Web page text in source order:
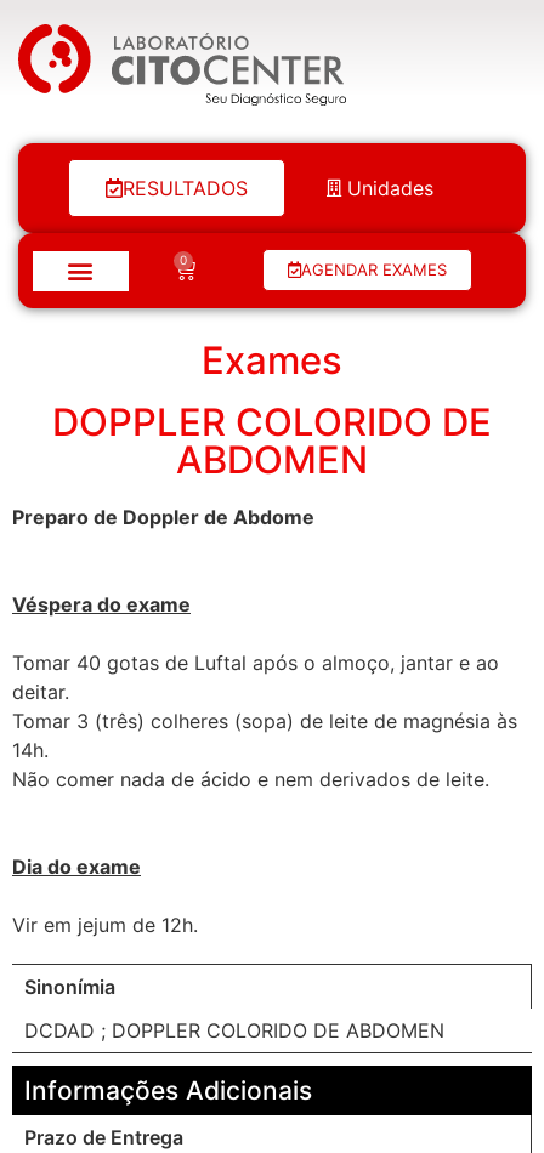
Laboratório Citocenter
RESULTADOS Unidades
0 AGENDAR EXAMES
Exames
DOPPLER COLORIDO DE
ABDOMEN
Preparo de Doppler de Abdome
Véspera do exame
Tomar 40 gotas de Luftal após o almoço, jantar e ao
deitar.
Tomar 3 (três) colheres (sopa) de leite de magnésia às
14h.
Não comer nada de ácido e nem derivados de leite.
Dia do exame
Vir em jejum de 12h.
Sinonímia
DCDAD ; DOPPLER COLORIDO DE ABDOMEN
Informações Adicionais
Prazo de Entrega